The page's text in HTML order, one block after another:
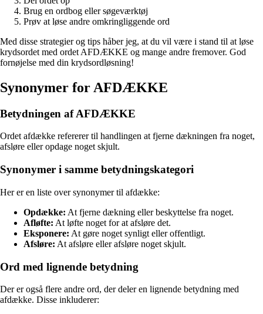
Brug en ordbog eller søgeværktøj
Prøv at løse andre omkringliggende ord
Med disse strategier og tips håber jeg, at du vil være i stand til at løse
krydsordet med ordet AFDÆKKE og mange andre fremover. God
fornøjelse med din krydsordløsning!
Synonymer for AFDÆKKE
Betydningen af AFDÆKKE
Ordet afdække refererer til handlingen at fjerne dækningen fra noget,
afsløre eller opdage noget skjult.
Synonymer i samme betydningskategori
Her er en liste over synonymer til afdække:
Opdække: At fjerne dækning eller beskyttelse fra noget.
Afløfte: At løfte noget for at afsløre det.
Eksponere: At gøre noget synligt eller offentligt.
Afsløre: At afsløre eller afsløre noget skjult.
Ord med lignende betydning
Der er også flere andre ord, der deler en lignende betydning med
afdække. Disse inkluderer: